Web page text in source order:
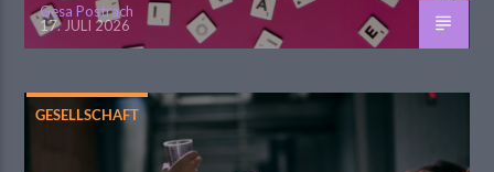
Gesa Postrach
17. JULI 2026
GESELLSCHAFT